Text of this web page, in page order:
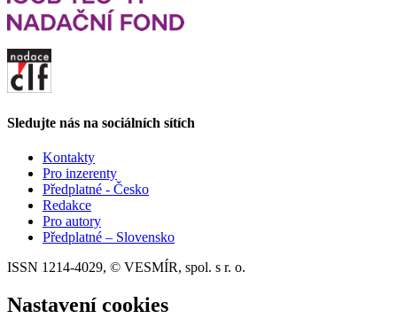
Sledujte nás na sociálních sítích
Kontakty
Pro inzerenty
Předplatné - Česko
Redakce
Pro autory
Předplatné – Slovensko
ISSN 1214-4029, © VESMÍR, spol. s r. o.
Nastavení cookies